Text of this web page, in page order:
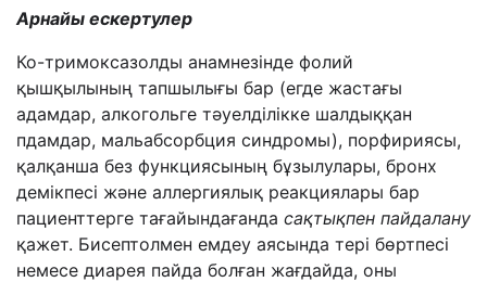
Арнайы ескертулер
Ко-тримоксазолды анамнезінде фолий
қышқылының тапшылығы бар (егде жастағы
адамдар, алкогольге тәуелділікке шалдыққан
пдамдар, мальабсорбция синдромы), порфириясы,
қалқанша без функциясының бұзылулары, бронх
демікпесі және аллергиялық реакциялары бар
пациенттерге тағайындағанда сақтықпен пайдалану
қажет. Бисептолмен емдеу аясында тері бөртпесі
немесе диарея пайда болған жағдайда, оны